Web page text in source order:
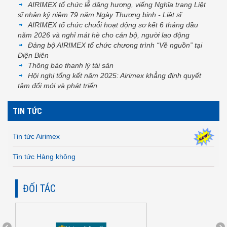
AIRIMEX tổ chức lễ dâng hương, viếng Nghĩa trang Liệt
sĩ nhân kỷ niệm 79 năm Ngày Thương binh - Liệt sĩ
AIRIMEX tổ chức chuỗi hoạt động sơ kết 6 tháng đầu
năm 2026 và nghỉ mát hè cho cán bộ, người lao động
Đảng bộ AIRIMEX tổ chức chương trình “Về nguồn” tại
Điện Biên
Thông báo thanh lý tài sản
Hội nghị tổng kết năm 2025: Airimex khẳng định quyết
tâm đổi mới và phát triển
TIN TỨC
Tin tức Airimex
Tin tức Hàng không
ĐỐI TÁC